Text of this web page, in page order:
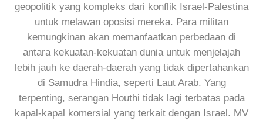
geopolitik yang kompleks dari konflik Israel-Palestina
untuk melawan oposisi mereka. Para militan
kemungkinan akan memanfaatkan perbedaan di
antara kekuatan-kekuatan dunia untuk menjelajah
lebih jauh ke daerah-daerah yang tidak dipertahankan
di Samudra Hindia, seperti Laut Arab. Yang
terpenting, serangan Houthi tidak lagi terbatas pada
kapal-kapal komersial yang terkait dengan Israel. MV